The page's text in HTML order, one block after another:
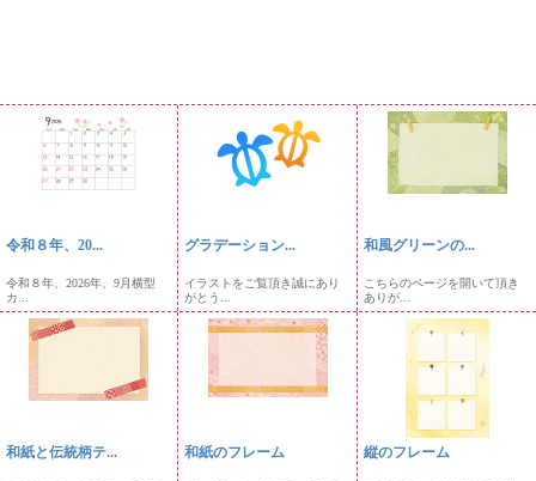
令和８年、20...
令和８年、2026年、9月横型
カ...
グラデーション...
イラストをご覧頂き誠にあり
がとう...
和風グリーンの...
こちらのページを開いて頂き
ありが...
和紙と伝統柄テ... 和紙のフレーム 縦のフレーム